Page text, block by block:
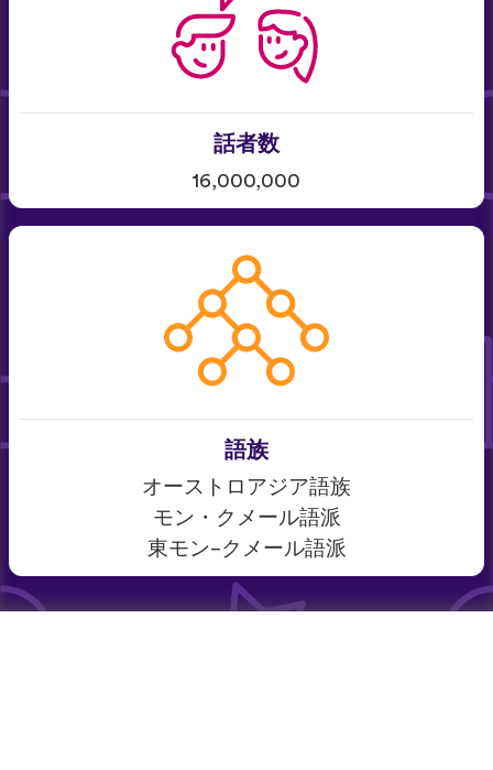
話者数
16,000,000
語族
オーストロアジア語族
モン・クメール語派
東モン−クメール語派